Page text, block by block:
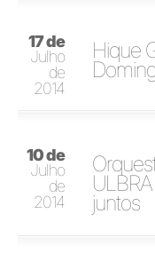
17 de
Julho
de
2014
Hique
10 de
Julho
de
2014
juntos